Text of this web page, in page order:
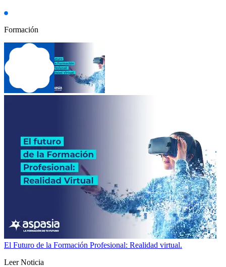
Formación
El Futuro de la Formación Profesional: Realidad virtual.
Leer Noticia